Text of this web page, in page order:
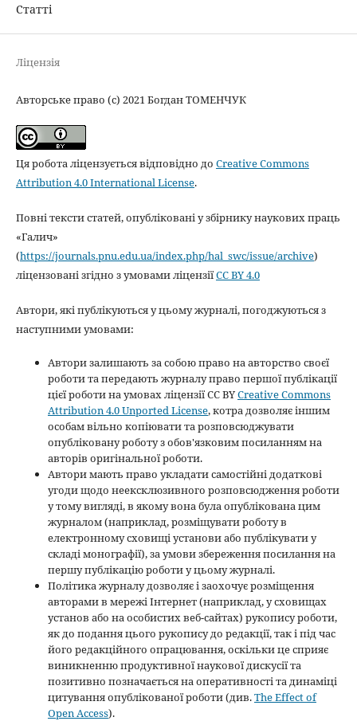
Статті
Ліцензія
Авторське право (c) 2021 Богдан ТОМЕНЧУК
Ця робота ліцензується відповідно до Creative Commons
Attribution 4.0 International License.
Повні тексти статей, опубліковані у збірнику наукових праць
«Галич»
(https://journals.pnu.edu.ua/index.php/hal_swc/issue/archive)
ліцензовані згідно з умовами ліцензіїCC BY 4.0
Автори, які публікуються у цьому журналі, погоджуються з
наступними умовами:
Автори залишають за собою право на авторство своєї
роботи та передають журналу право першої публікації
цієї роботи на умовах ліцензії CC BYCreative Commons
Attribution 4.0 Unported License, котра дозволяє іншим
особам вільно копіювати та розповсюджувати
опубліковану роботу з обов'язковим посиланням на
авторів оригінальної роботи.
Автори мають право укладати самостійні додаткові
угоди щодо неексклюзивного розповсюдження роботи
у тому вигляді, в якому вона була опублікована цим
журналом (наприклад, розміщувати роботу в
електронному сховищі установи або публікувати у
складі монографії), за умови збереження посилання на
першу публікацію роботи у цьому журналі.
Політика журналу дозволяє і заохочує розміщення
авторами в мережі Інтернет (наприклад, у сховищах
установ або на особистих веб-сайтах) рукопису роботи,
як до подання цього рукопису до редакції, так і під час
його редакційного опрацювання, оскільки це сприяє
виникненню продуктивної наукової дискусії та
позитивно позначається на оперативності та динаміці
цитування опублікованої роботи (див.The Effect of
Open Access).